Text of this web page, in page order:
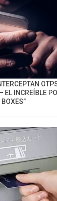
EL INCREÍBLE
BOXES”